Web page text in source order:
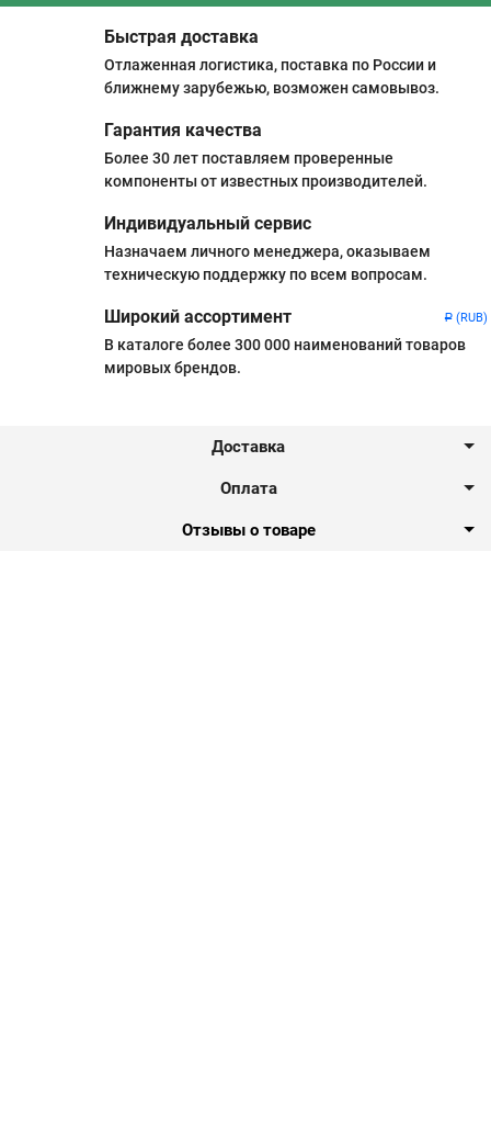
Р (RUB)
Быстрая доставка
Отлаженная логистика, поставка по России и
ближнему зарубежью, возможен самовывоз.
Гарантия качества
Более 30 лет поставляем проверенные
компоненты от известных производителей.
Индивидуальный сервис
Назначаем личного менеджера, оказываем
техническую поддержку по всем вопросам.
Широкий ассортимент
В каталоге более 300 000 наименований товаров
мировых брендов.
Доставка
Оплата
Отзывы о товаре